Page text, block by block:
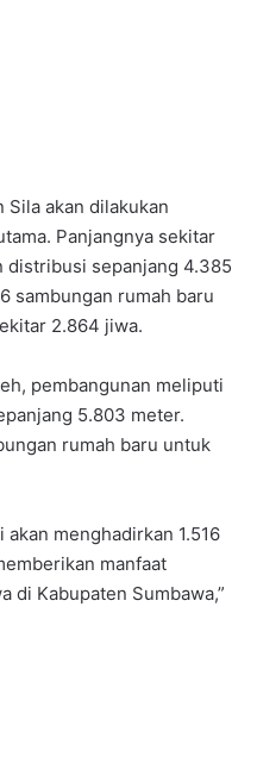
Sila akan dilakukan
Panjangnya sekitar
distribusi sepanjang 4.385
sambungan rumah baru
2.864 jiwa.
pembangunan meliputi
5.803 meter.
rumah baru untuk
menghadirkan 1.516
manfaat
di Kabupaten Sumbawa,”